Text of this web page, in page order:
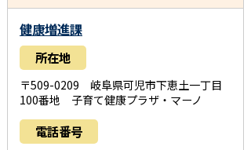
健康増進課
所在地
〒509-0209 岐阜県可児市下恵土一丁目
100番地 子育て健康プラザ・マーノ
電話番号